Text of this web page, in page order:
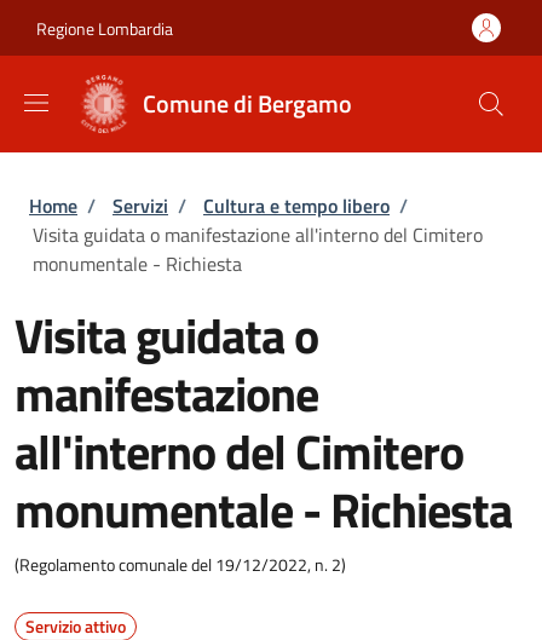
Regione Lombardia
Comune di Bergamo
Briciole di pane
Home / Servizi / Cultura e tempo libero /
Visita guidata o manifestazione all'interno del Cimitero
monumentale - Richiesta
Visita guidata o
manifestazione
all'interno del Cimitero
monumentale - Richiesta
(Regolamento comunale del 19/12/2022, n. 2)
Servizio attivo